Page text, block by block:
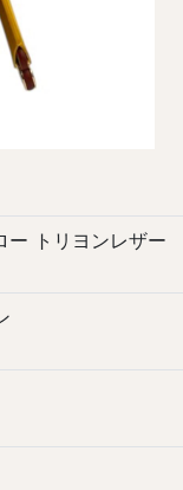
ー トリヨンレザー